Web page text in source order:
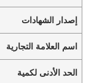
إصدار الشهادات
اسم العلامة التجارية
الحد الأدنى لكمية